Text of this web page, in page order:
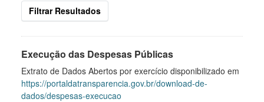
Filtrar Resultados
Execução das Despesas Públicas
Extrato de Dados Abertos por exercício disponibilizado em
https://portaldatransparencia.gov.br/download-de-
dados/despesas-execucao